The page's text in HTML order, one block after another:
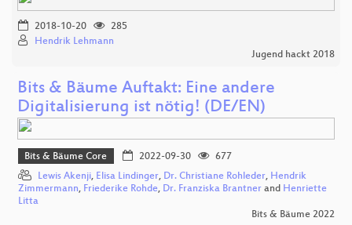
2018-10-20
285
Hendrik Lehmann
Jugend hackt 2018
Bits & Bäume Auftakt: Eine andere
Digitalisierung ist nötig! (DE/EN)
Bits & Bäume Core 2022-09-30
677
Lewis Akenji, Elisa Lindinger, Dr. Christiane Rohleder, Hendrik
Zimmermann, Friederike Rohde, Dr. Franziska Brantner and Henriette
Litta
Bits & Bäume 2022